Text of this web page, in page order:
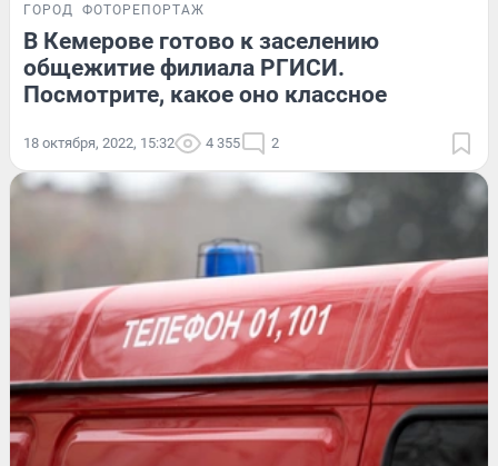
ГОРОД ФОТОРЕПОРТАЖ
В Кемерове готово к заселению
общежитие филиала РГИСИ.
Посмотрите, какое оно классное
18 октября, 2022, 15:32 4 355 2